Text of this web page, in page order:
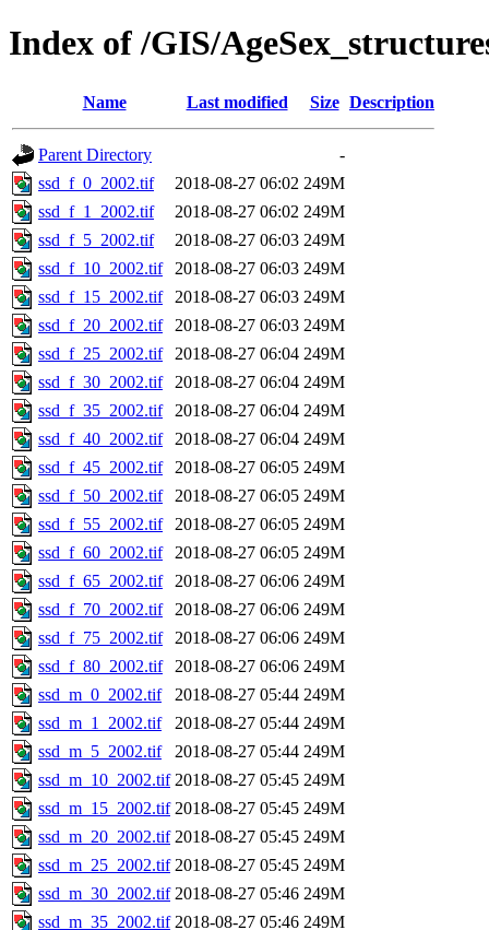
Index of /GIS/
Name Last modified Size Description
Parent Directory
-
ssd_f_0_2002.tif
2018-08-27 06:02 249M
ssd_f_1_2002.tif
2018-08-27 06:02 249M
ssd_f_5_2002.tif
2018-08-27 06:03 249M
ssd_f_10_2002.tif
2018-08-27 06:03 249M
ssd_f_15_2002.tif
2018-08-27 06:03 249M
ssd_f_20_2002.tif
2018-08-27 06:03 249M
ssd_f_25_2002.tif
2018-08-27 06:04 249M
ssd_f_30_2002.tif
2018-08-27 06:04 249M
ssd_f_35_2002.tif
2018-08-27 06:04 249M
ssd_f_40_2002.tif
2018-08-27 06:04 249M
ssd_f_45_2002.tif
2018-08-27 06:05 249M
ssd_f_50_2002.tif
2018-08-27 06:05 249M
ssd_f_55_2002.tif
2018-08-27 06:05 249M
ssd_f_60_2002.tif
2018-08-27 06:05 249M
ssd_f_65_2002.tif
2018-08-27 06:06 249M
ssd_f_70_2002.tif
2018-08-27 06:06 249M
ssd_f_75_2002.tif
2018-08-27 06:06 249M
ssd_f_80_2002.tif
2018-08-27 06:06 249M
ssd_m_0_2002.tif
2018-08-27 05:44 249M
ssd_m_1_2002.tif
2018-08-27 05:44 249M
ssd_m_5_2002.tif
2018-08-27 05:44 249M
ssd_m_10_2002.tif 2018-08-27 05:45 249M
ssd_m_15_2002.tif 2018-08-27 05:45 249M
ssd_m_20_2002.tif 2018-08-27 05:45 249M
ssd_m_25_2002.tif 2018-08-27 05:45 249M
ssd_m_30_2002.tif 2018-08-27 05:46 249M
ssd_m_35_2002.tif 2018-08-27 05:46 249M